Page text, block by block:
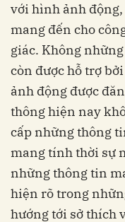
với hình ảnh
mang đến cho
giác. Không
còn được hỗ trợ
ảnh động được
thông hiện nay
cấp những thông
mang tính thời sự
những thông tin
hiện rõ trong
hướng tới sở thích